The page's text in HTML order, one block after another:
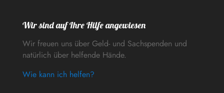
Wir sind auf Ihre Hilfe angewiesen
Wir freuen uns über Geld- und Sachspenden und
natürlich über helfende Hände.
Wie kann ich helfen?